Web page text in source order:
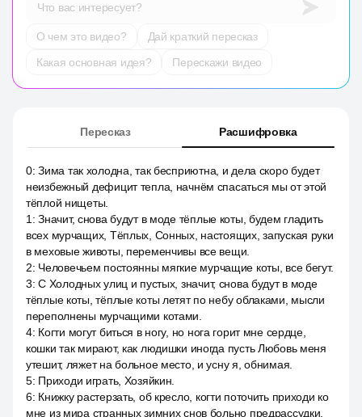
Что вас интересует?
О чем это видео?
Дай краткий пересказ
Какая основная идея?
Перескажи видео
Пересказ Расшифровка
0:Зима так холодна, так бесприютна, и дела скоро будет
неизбежный дефицит тепла, начнём спасаться мы от этой
тёплой нищеты.
1 :Значит, снова будут в моде тёплые коты, будем гладить
всех мурчащих, Тёплых, Сонных, настоящих, запуская руки
в меховые животы, переменчивы все вещи.
2: Человечьем постоянны мягкие мурчащие коты, все бегут.
3:С Холодных улиц и пустых, значит, снова будут в моде
тёплые коты, тёплые коты летят по небу облаками, мысли
переполнены мурчащими котами.
4: Когти могут биться в ногу, но нога горит мне сердце,
кошки так мирают, как людишки иногда пусть Любовь меня
утешит, ляжет на больное место, и усну я, обнимая.
5: Приходи играть, Хозяйкин.
6: Книжку растерзать, об кресло, когти поточить приходи ко
мне из мира странных зимних снов больно предрассудки,